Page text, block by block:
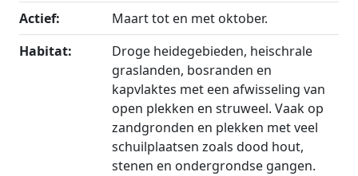
Actief:
Maart tot en met oktober.
Habitat:
Droge heidegebieden, heischrale
graslanden, bosranden en
kapvlaktes met een afwisseling van
open plekken en struweel. Vaak op
zandgronden en plekken met veel
schuilplaatsen zoals dood hout,
stenen en ondergrondse gangen.